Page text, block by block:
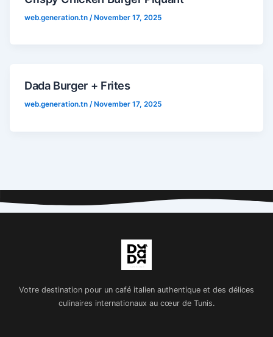
web.generation.tn /November 17, 2025
Dada Burger + Frites
web.generation.tn / November 17, 2025
Votre destination pour un café italien authentique et des délices
culinaires internationaux au cœur de Tunis.